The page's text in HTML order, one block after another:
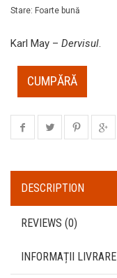
Stare: Foarte bună
Karl May – Dervisul.
CUMPĂRĂ
DESCRIPTION
REVIEWS (0)
INFORMAȚII LIVRARE